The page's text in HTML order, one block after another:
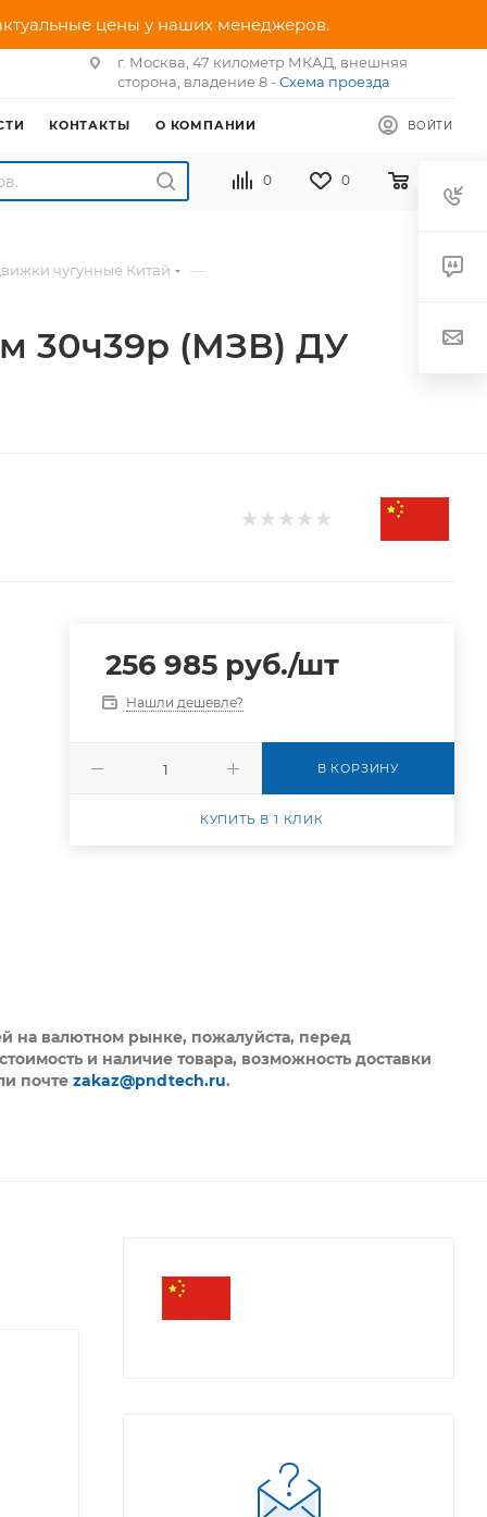
цены у наших менеджеров.
г. Москва, 47 километр МКАД, внешняя
сторона, владение 8 - Схема проезда
ВОЙТИ
КОНТАКТЫ О КОМПАНИИ
0 0
чугунные Китай —
30ч39р (МЗВ) ДУ
256 985руб./шт
Нашли дешевле?
В КОРЗИНУ
КУПИТЬ В 1 КЛИК
на валютном рынке, пожалуйста, перед
и наличие товара, возможность доставки
почтеzakaz@pndtech.ru.